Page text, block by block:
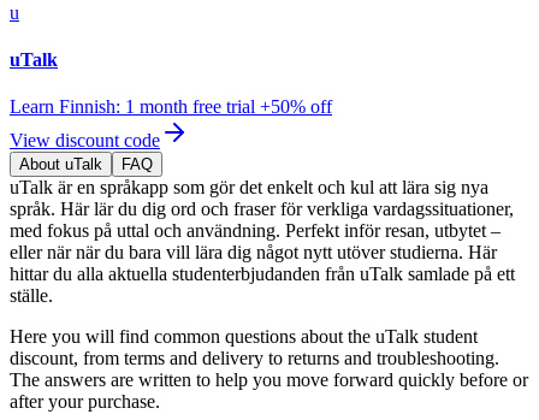
u
uTalk
Learn Finnish: 1 month free trial +50% off
View discount code
About uTalk FAQ
uTalk är en språkapp som gör det enkelt och kul att lära sig nya
språk. Här lär du dig ord och fraser för verkliga vardagssituationer,
med fokus på uttal och användning. Perfekt inför resan, utbytet –
eller när när du bara vill lära dig något nytt utöver studierna. Här
hittar du alla aktuella studenterbjudanden från uTalk samlade på ett
ställe.
Here you will find common questions about the uTalk student
discount, from terms and delivery to returns and troubleshooting.
The answers are written to help you move forward quickly before or
after your purchase.